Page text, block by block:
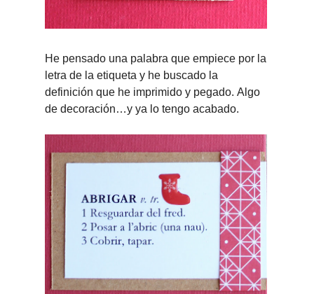
He pensado una palabra que empiece por la
letra de la etiqueta y he buscado la
definición que he imprimido y pegado. Algo
de decoración…y ya lo tengo acabado.